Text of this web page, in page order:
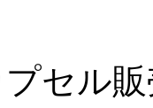
セル